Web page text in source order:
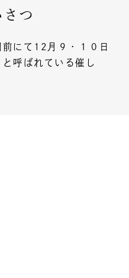
さつ
にて12月９・１０日
と呼ばれている催し